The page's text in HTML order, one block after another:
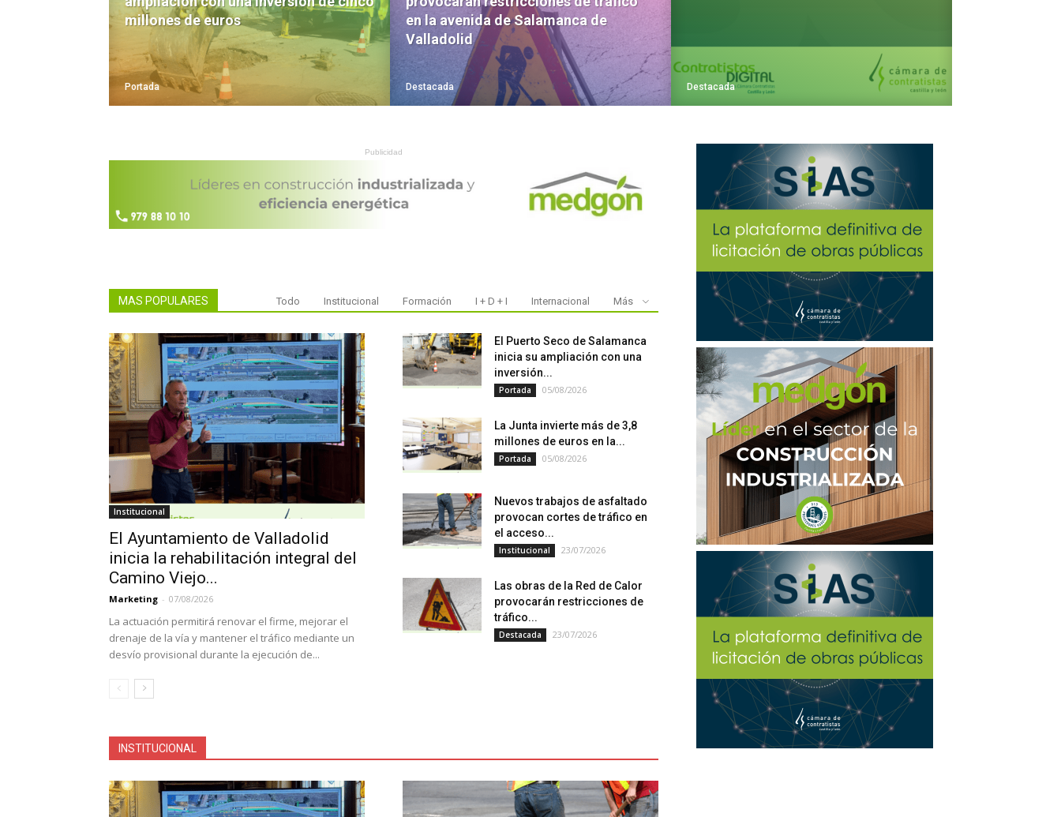
Portada
millones de euros
Destacada
en la avenida de Salamanca de
Valladolid
Destacada
Publicidad
MAS POPULARES Todo Institucional Formación I + D + I Internacional Más
Institucional
El Ayuntamiento de Valladolid
inicia la rehabilitación integral del
Camino Viejo...
Marketing - 07/08/2026
La actuación permitirá renovar el firme, mejorar el
drenaje de la vía y mantener el tráfico mediante un
desvío provisional durante la ejecución de...
El Puerto Seco de Salamanca
inicia su ampliación con una
inversión...
Portada 05/08/2026
La Junta invierte más de 3,8
millones de euros en la...
Portada 05/08/2026
Nuevos trabajos de asfaltado
provocan cortes de tráfico en
el acceso...
Institucional 23/07/2026
Las obras de la Red de Calor
provocarán restricciones de
tráfico...
Destacada 23/07/2026
INSTITUCIONAL